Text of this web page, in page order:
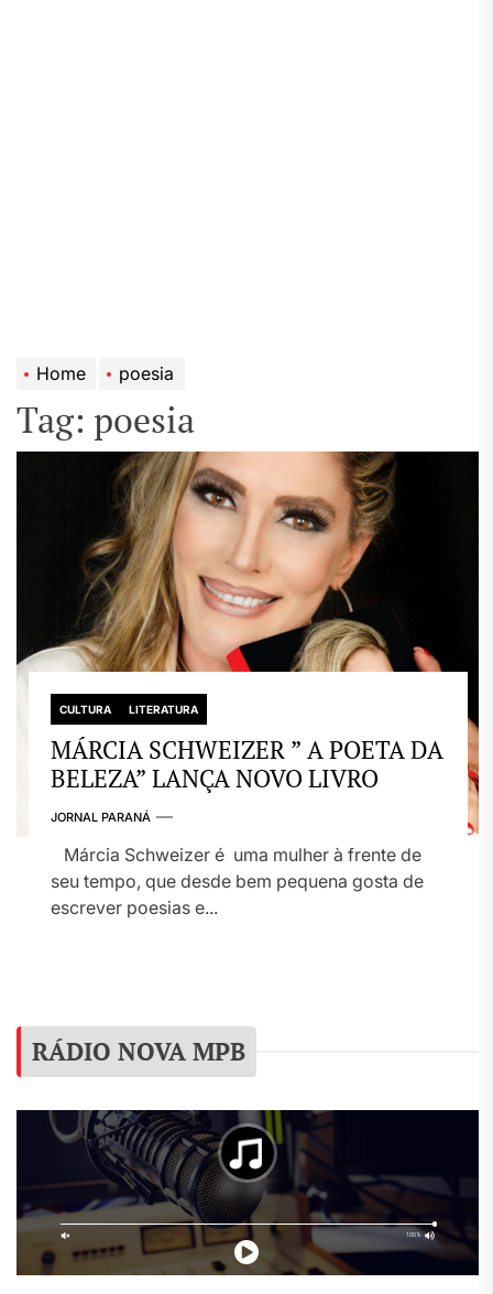
Home poesia
Tag: poesia
CULTURA LITERATURA
MÁRCIA SCHWEIZER ” A POETA DA
BELEZA” LANÇA NOVO LIVRO
JORNAL PARANÁ
Márcia Schweizer é uma mulher à frente de
seu tempo, que desde bem pequena gosta de
escrever poesias e...
RÁDIO NOVA MPB